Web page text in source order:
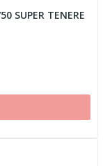
SUPER TENERE